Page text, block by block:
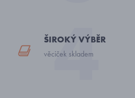
ŠIROKÝ VÝBĚR
věciček skladem